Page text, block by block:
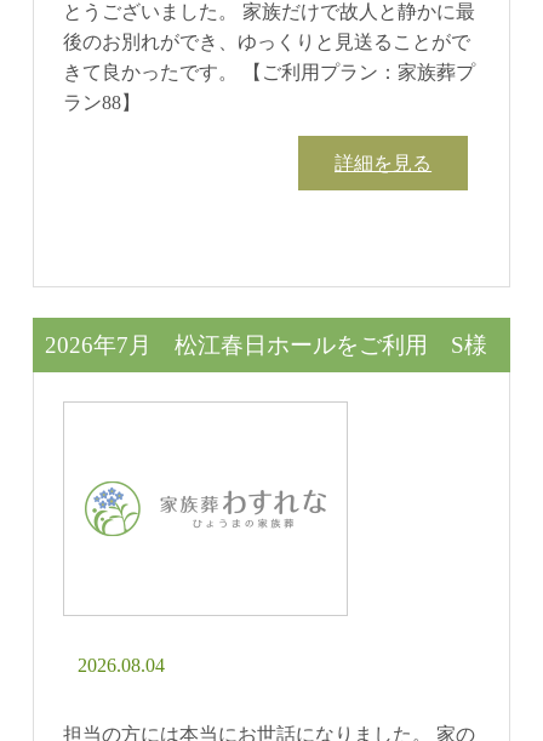
とうございました。 家族だけで故人と静かに最
後のお別れができ、ゆっくりと見送ることがで
きて良かったです。 【ご利用プラン：家族葬プ
ラン88】
詳細を見る
2026年7月 松江春日ホールをご利用 S様
2026.08.04
担当の方には本当にお世話になりました。 家の